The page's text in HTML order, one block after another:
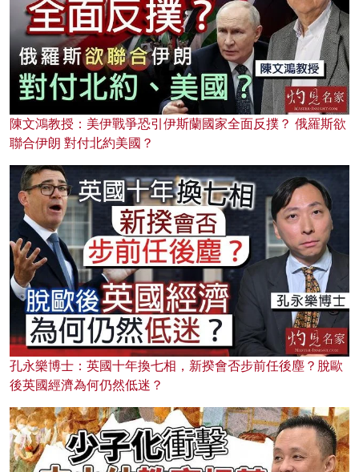
陳文鴻教授：美伊戰爭恐引伊斯蘭國家全面反撲？ 俄羅斯欲
聯合伊朗 對付北約美國？
孔永樂博士：英國十年換七相，新揆會否步前任後塵？脫歐
後英國經濟為何仍然低迷？